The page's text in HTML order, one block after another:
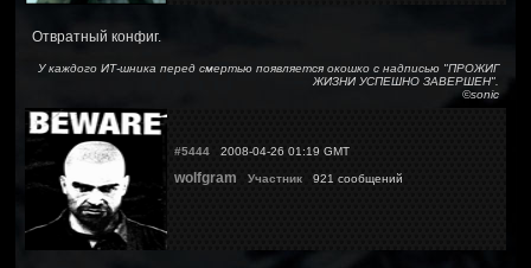
Отвратный конфиг.
У каждого ИТ-шника перед смертью появляется окошко с надписью "ПРОЖИГ
ЖИЗНИ УСПЕШНО ЗАВЕРШЕН".
©sonic
#5444 2008-04-26 01:19 GMT
wolfgram Участник 921 сообщений